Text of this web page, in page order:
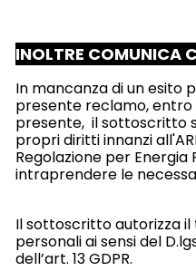
INOLTRE COMUNICA
In mancanza di un esito
presente reclamo, entro
presente, il sottoscritto
propri diritti innanzi
Regolazione per
intraprendere le
Il sottoscritto autorizza
personali ai sensi del
dell’art. 13 GDPR.